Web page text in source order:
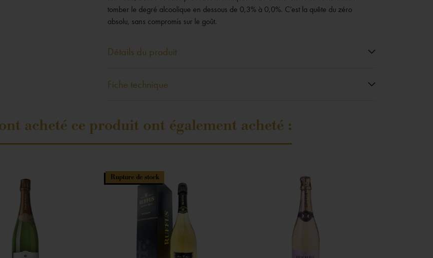
tomber le degré alcoolique en dessous de 0,3% à 0,0%. C’est la quête du zéro
absolu, sans compromis sur le goût.
Détails du produit
Fiche technique
acheté ce produit ont également acheté :
Rupture de stock